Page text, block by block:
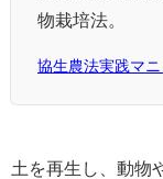
物栽培法。
協生農法実践マ
土を再生し、動物